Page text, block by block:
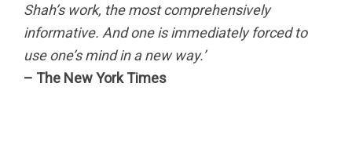
Shah’s work, the most comprehensively
informative. And one is immediately forced to
use one’s mind in a new way.’
– The New York Times